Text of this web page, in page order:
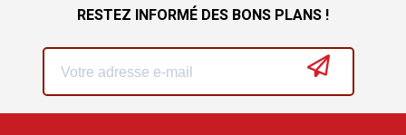
RESTEZ INFORMÉ DES BONS PLANS !